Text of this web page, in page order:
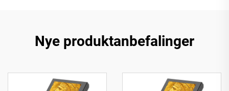
Nye produktanbefalinger